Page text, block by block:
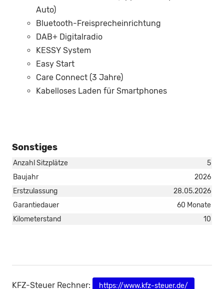
Auto)
Bluetooth-Freisprecheinrichtung
DAB+ Digitalradio
KESSY System
Easy Start
Care Connect (3 Jahre)
Kabelloses Laden für Smartphones
Sonstiges
Anzahl Sitzplätze
5
Baujahr
2026
Erstzulassung
28.05.2026
Garantiedauer
60 Monate
Kilometerstand
10
KFZ-Steuer Rechner: https://www.kfz-steuer.de/